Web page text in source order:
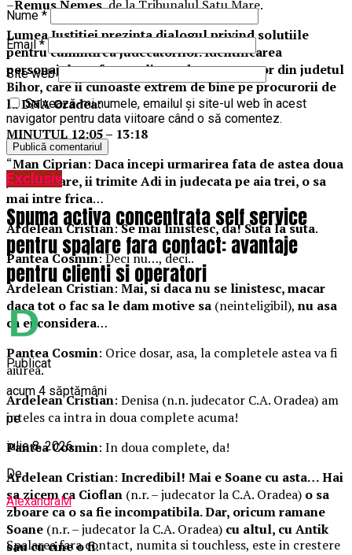
–Remus Nemes, de la Tribunalul Satu Mare.
Lumea Justitiei prezinta dialogul privind solutiile
pentru cumintirea judecatorilor. Identificarea
personajelor a fost realizata de un procuror din judetul
Bihor, care ii cunoaste extrem de bine pe procurorii de
la DNA Oradea:
MINUTUL 12:05 – 13:18
“Man Ciprian: Daca incepi urmarirea fata de astea doua
judecatoare, ii trimite Adi in judecata pe aia trei, o sa
mai intre frica…
Ardelean Cristian:Se mai linistesc, da! Suta la suta.
Pantea Cosmin: Deci nu…, deci..
Ardelean Cristian: Mai, si daca nu se linistesc, macar
daca tot o fac sa le dam motive sa (neinteligibil), nu asa
ca ei considera…
Pantea Cosmin: Orice dosar, asa, la completele astea va fi
aiurea.
Ardelean Cristian: Denisa (n.n. judecator C.A. Oradea) am
inteles ca intra in doua complete acuma!
Pantea Cosmin: In doua complete, da!
Ardelean Cristian: Incredibil! Mai e Soane cu asta… Hai
sa zicem ca Cioflan (n.r. – judecator la C.A. Oradea) o sa
zboare ca o sa fie incompatibila. Dar, oricum ramane
Soane (n.r. – judecator la C.A. Oradea) cu altul, cu Antik
sau cu cine o fi.
Nume *
Email*
Site web
Salvează-mi numele, emailul și site-ul web în acest
navigator pentru data viitoare când o să comentez.
Exclusiv
Spuma activa concentrata self service
pentru spalare fara contact: avantaje
pentru clienti si operatori
Publicat
acum 4 săptămâni
pe
iulie 8, 2026
De
AlexandraM
Spalarea fara contact, numita si touchless, este in crestere